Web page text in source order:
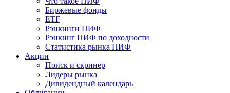
Биржевые фонды
ETF
Рэнкинги ПИФ
Рэнкинг ПИФ по доходности
Статистика рынка ПИФ
Акции
Поиск и скринер
Лидеры рынка
Дивидендный календарь